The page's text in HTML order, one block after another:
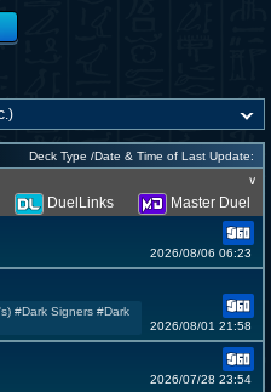
Deck Type /Date & Time of Last Update:
∨
DuelLinks
Master Duel
2026/08/06 06:23
#Dark Signers #Dark
2026/08/01 21:58
2026/07/28 23:54